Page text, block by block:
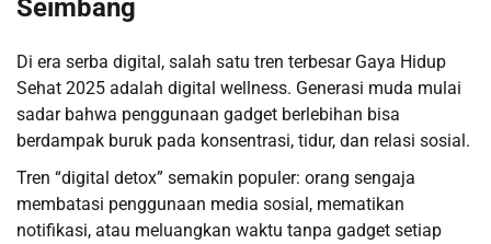
Seimbang
Di era serba digital, salah satu tren terbesar Gaya Hidup
Sehat 2025 adalah digital wellness. Generasi muda mulai
sadar bahwa penggunaan gadget berlebihan bisa
berdampak buruk pada konsentrasi, tidur, dan relasi sosial.
Tren “digital detox” semakin populer: orang sengaja
membatasi penggunaan media sosial, mematikan
notifikasi, atau meluangkan waktu tanpa gadget setiap